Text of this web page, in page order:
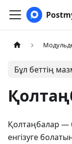
Бұл беттің
Қолтаңбалар —
енгізуге